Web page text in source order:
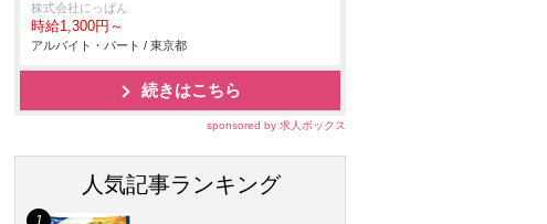
株式会社にっぱん
時給1,300円～
アルバイト・パート / 東京都
続きはこちら
sponsored by 求人ボックス
人気記事ランキング